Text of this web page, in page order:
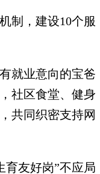
制，建设10个服
就业意向的宝爸
社区食堂、健身
共同织密支持网
友好岗”不应局